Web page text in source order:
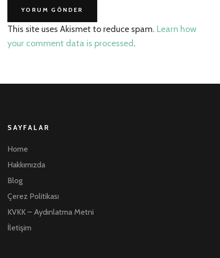
This site uses Akismet to reduce spam. Learn how
your comment data is processed.
SAYFALAR
Home
Hakkımızda
Blog
Çerez Politikası
KVKK – Aydınlatma Metni
İletişim